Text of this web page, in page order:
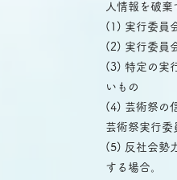
人情報を破
(1) 実行委員
(2) 実行委員
(3) 特定の実
いもの
(4) 芸術祭の
芸術祭実行委
(5) 反社会勢
する場合。